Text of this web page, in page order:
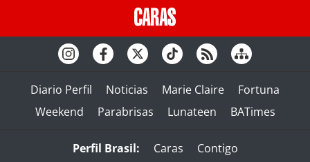
Diario Perfil Noticias Marie Claire
Fortuna
Weekend
Parabrisas Lunateen BATimes
Perfil Brasil: Caras
Contigo